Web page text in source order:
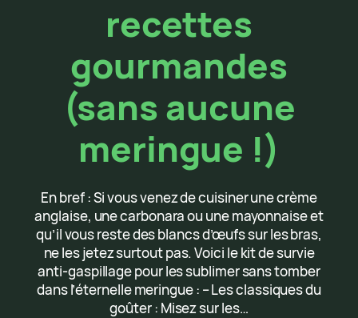
recettes
gourmandes
(sans aucune
meringue !)
En bref : Si vous venez de cuisiner une crème
anglaise, une carbonara ou une mayonnaise et
qu’il vous reste des blancs d’œufs sur les bras,
ne les jetez surtout pas. Voici le kit de survie
anti-gaspillage pour les sublimer sans tomber
dans l’éternelle meringue : – Les classiques du
goûter : Misez sur les…